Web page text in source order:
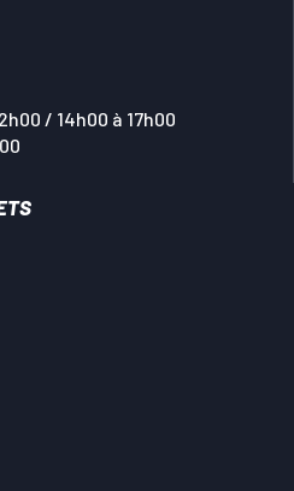
/ 14h00 à 17h00